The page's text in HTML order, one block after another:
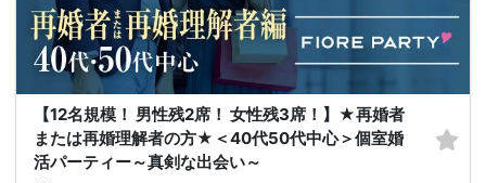
【12名規模！ 男性残2席！ 女性残3席！】★再婚者
または再婚理解者の方★＜40代50代中心＞個室婚
活パーティー～真剣な出会い～